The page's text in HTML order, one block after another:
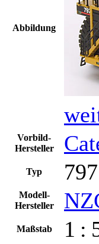
Abbildung
Vorbild-
Hersteller
Typ 797
Modell-
Hersteller
Maßstab 1 :